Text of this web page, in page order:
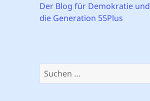
Der Blog für Demokratie und
die Generation 55Plus
Suchen
nach: